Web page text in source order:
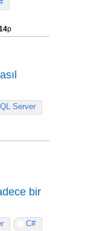
p
Server
bir
C#